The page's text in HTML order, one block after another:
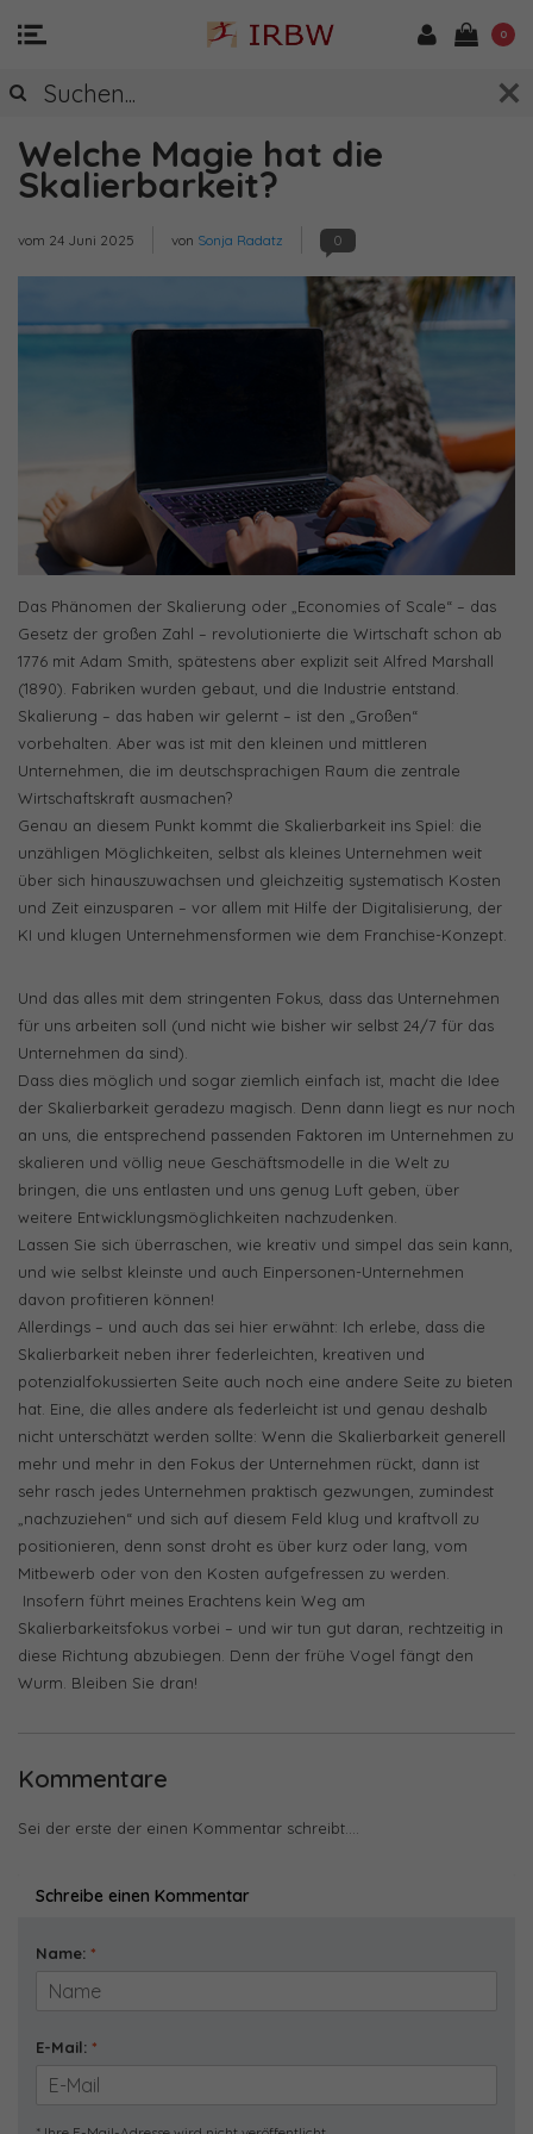
0
Welche Magie hat die
Skalierbarkeit?
vom 24 Juni 2025 von Sonja Radatz 0
Das Phänomen der Skalierung oder „Economies of Scale“ – das
Gesetz der großen Zahl – revolutionierte die Wirtschaft schon ab
1776 mit Adam Smith, spätestens aber explizit seit Alfred Marshall
(1890). Fabriken wurden gebaut, und die Industrie entstand.
Skalierung – das haben wir gelernt – ist den „Großen“
vorbehalten. Aber was ist mit den kleinen und mittleren
Unternehmen, die im deutschsprachigen Raum die zentrale
Wirtschaftskraft ausmachen?
Genau an diesem Punkt kommt die Skalierbarkeit ins Spiel: die
unzähligen Möglichkeiten, selbst als kleines Unternehmen weit
über sich hinauszuwachsen und gleichzeitig systematisch Kosten
und Zeit einzusparen – vor allem mit Hilfe der Digitalisierung, der
KI und klugen Unternehmensformen wie dem Franchise-Konzept.
Und das alles mit dem stringenten Fokus, dass das Unternehmen
für uns arbeiten soll (und nicht wie bisher wir selbst 24/7 für das
Unternehmen da sind).
Dass dies möglich und sogar ziemlich einfach ist, macht die Idee
der Skalierbarkeit geradezu magisch. Denn dann liegt es nur noch
an uns, die entsprechend passenden Faktoren im Unternehmen zu
skalieren und völlig neue Geschäftsmodelle in die Welt zu
bringen, die uns entlasten und uns genug Luft geben, über
weitere Entwicklungsmöglichkeiten nachzudenken.
Lassen Sie sich überraschen, wie kreativ und simpel das sein kann,
und wie selbst kleinste und auch Einpersonen-Unternehmen
davon profitieren können!
Allerdings – und auch das sei hier erwähnt: Ich erlebe, dass die
Skalierbarkeit neben ihrer federleichten, kreativen und
potenzialfokussierten Seite auch noch eine andere Seite zu bieten
hat. Eine, die alles andere als federleicht ist und genau deshalb
nicht unterschätzt werden sollte: Wenn die Skalierbarkeit generell
mehr und mehr in den Fokus der Unternehmen rückt, dann ist
sehr rasch jedes Unternehmen praktisch gezwungen, zumindest
„nachzuziehen“ und sich auf diesem Feld klug und kraftvoll zu
positionieren, denn sonst droht es über kurz oder lang, vom
Mitbewerb oder von den Kosten aufgefressen zu werden.
Insofern führt meines Erachtens kein Weg am
Skalierbarkeitsfokus vorbei – und wir tun gut daran, rechtzeitig in
diese Richtung abzubiegen. Denn der frühe Vogel fängt den
Wurm. Bleiben Sie dran!
Kommentare
Sei der erste der einen Kommentar schreibt....
Schreibe einen Kommentar
Name: *
E-Mail: *